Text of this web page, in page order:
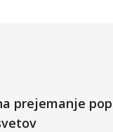
prejemanje